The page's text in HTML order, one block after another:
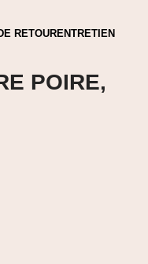
RETOURENTRETIEN
POIRE,